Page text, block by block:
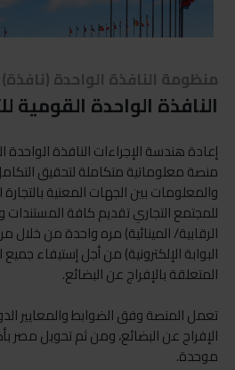
منظومة النافذة الواحدة (نافذة)
النافذة الواحدة القومية
إعادة هندسة الإجراءات النافذة
منصة معلوماتية متكاملة لتحقيق
والمعلومات بين الجهات المعنية بالتجارة
للمجتمع التجاري تقديم كافة
الرقابية/ المينائية) مره واحدة من خلال
البوابة الإلكترونية) من أجل إستيفاء جميع
المتعلقة بالإفراج عن البضائع.
تعمل المنصة وفق الضوابط والمعايير
الإفراج عن البضائع، ومن ثم تحويل مصر
موحدة.